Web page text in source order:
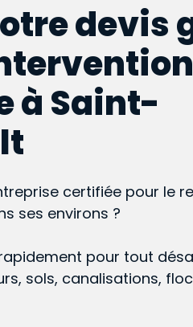
devis
à Saint-
certifiée pour le
ses environs ?
pour tout
sols, canalisations,